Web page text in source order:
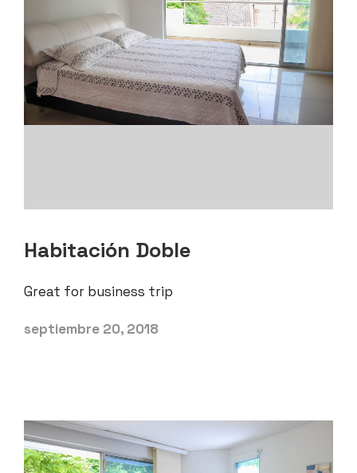
Habitación Doble
Great for business trip
septiembre 20, 2018